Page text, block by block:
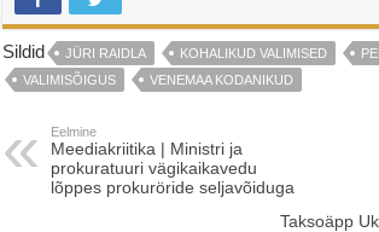
Sildid JÜRI RAIDLA KOHALIKUD VALIMISED
VALIMISÕIGUS
VENEMAA KODANIKUD
Eelmine
Meediakriitika | Ministri ja
prokuratuuri vägikaikavedu
lõppes prokuröride seljavõiduga
Taksoäpp